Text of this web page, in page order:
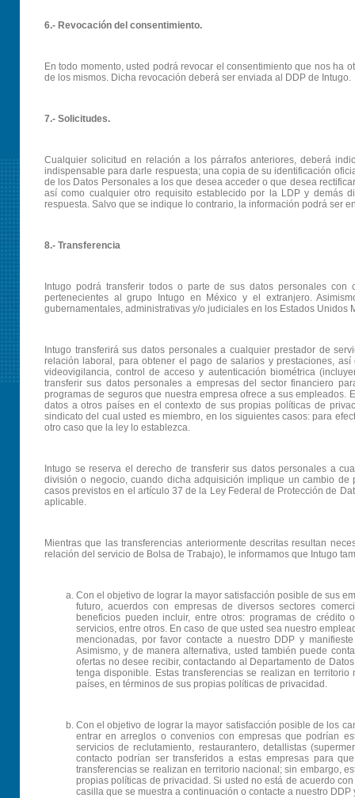
6.- Revocación del consentimiento.
En todo momento, usted podrá revocar el consentimiento que nos ha
de los mismos. Dicha revocación deberá ser enviada al DDP de Intugo.
7.- Solicitudes.
Cualquier solicitud en relación a los párrafos anteriores, deberá
indispensable para darle respuesta; una copia de su identificación
de los Datos Personales a los que desea acceder o que desea
así como cualquier otro requisito establecido por la LDP y demás
respuesta. Salvo que se indique lo contrario, la información podrá ser
8.- Transferencia
Intugo podrá transferir todos o parte de sus datos personales
pertenecientes al grupo Intugo en México y el extranjero.
gubernamentales, administrativas y/o judiciales en los Estados
Intugo transferirá sus datos personales a cualquier prestador de
relación laboral, para obtener el pago de salarios y prestaciones,
videovigilancia, control de acceso y autenticación biométrica
transferir sus datos personales a empresas del sector financiero
programas de seguros que nuestra empresa ofrece a sus empleados.
datos a otros países en el contexto de sus propias políticas de
sindicato del cual usted es miembro, en los siguientes casos: para
otro caso que la ley lo establezca.
Intugo se reserva el derecho de transferir sus datos personales a
división o negocio, cuando dicha adquisición implique un cambio
casos previstos en el artículo 37 de la Ley Federal de Protección de
aplicable.
Mientras que las transferencias anteriormente descritas resultan
relación del servicio de Bolsa de Trabajo), le informamos que Intugo
Con el objetivo de lograr la mayor satisfacción posible de sus
futuro, acuerdos con empresas de diversos sectores
beneficios pueden incluir, entre otros: programas de
servicios, entre otros. En caso de que usted sea nuestro
mencionadas, por favor contacte a nuestro DDP y
Asimismo, y de manera alternativa, usted también puede
ofertas no desee recibir, contactando al Departamento de
tenga disponible. Estas transferencias se realizan en
países, en términos de sus propias políticas de privacidad.
Con el objetivo de lograr la mayor satisfacción posible de los
entrar en arreglos o convenios con empresas que podrían
servicios de reclutamiento, restaurantero, detallistas
contacto podrían ser transferidos a estas empresas para
transferencias se realizan en territorio nacional; sin embargo,
propias políticas de privacidad. Si usted no está de acuerdo
casilla que se muestra a continuación o contacte a nuestro